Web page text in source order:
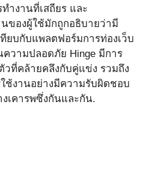
ำงานที่เสถียร และ
ของผู้ใช้มักถูกอธิบายว่ามี
ยบกับแพลตฟอร์มการท่องเว็บ
วามปลอดภัย Hinge มีการ
ที่คล้ายคลึงกับคู่แข่ง รวมถึง
ช้งานอย่างมีความรับผิดชอบ
เคารพซึ่งกันและกัน.